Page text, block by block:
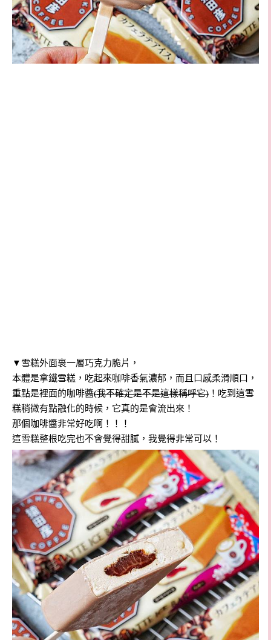
▼雪糕外面裹一層巧克力脆片，
本體是拿鐵雪糕，吃起來咖啡香氣濃郁，而且口感柔滑順口，
重點是裡面的咖啡醬(我不確定是不是這樣稱呼它) ！吃到這雪
糕稍微有點融化的時候，它真的是會流出來！
那個咖啡醬非常好吃啊！！！
這雪糕整根吃完也不會覺得甜膩，我覺得非常可以！